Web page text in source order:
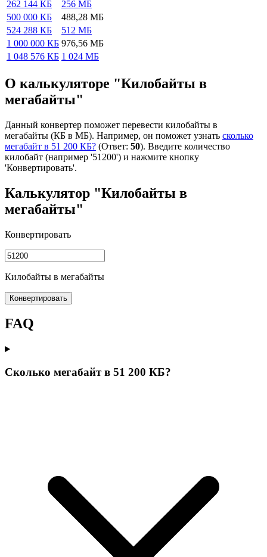
262 144 КБ
256 МБ
500 000 КБ
488,28 МБ
524 288 КБ
512 МБ
1 000 000 КБ 976,56 МБ
1 048 576 КБ 1 024 МБ
О калькуляторе "Килобайты в
мегабайты"
Данный конвертер поможет перевести килобайты в
мегабайты (КБ в МБ). Например, он поможет узнать сколько
мегабайт в 51 200 КБ? (Ответ: 50). Введите количество
килобайт (например '51200') и нажмите кнопку
'Конвертировать'.
Калькулятор "Килобайты в
мегабайты"
Конвертировать
Килобайты в мегабайты
Конвертировать
FAQ
Сколько мегабайт в 51 200 КБ?